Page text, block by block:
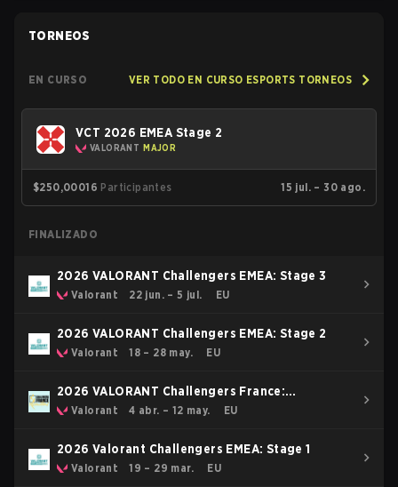
TORNEOS
EN CURSO VER TODO EN CURSO ESPORTS TORNEOS
VCT 2026 EMEA Stage 2
VALORANT MAJOR
$250,00016 Participantes 15 jul. – 30 ago.
FINALIZADO
2026 VALORANT Challengers EMEA: Stage 3
Valorant 22 jun. – 5 jul. EU
2026 VALORANT Challengers EMEA: Stage 2
Valorant 18 – 28 may. EU
2026 VALORANT Challengers France:
Revolution Stage 2
Valorant 4 abr. – 12 may. EU
2026 Valorant Challengers EMEA: Stage 1
Valorant 19 – 29 mar. EU